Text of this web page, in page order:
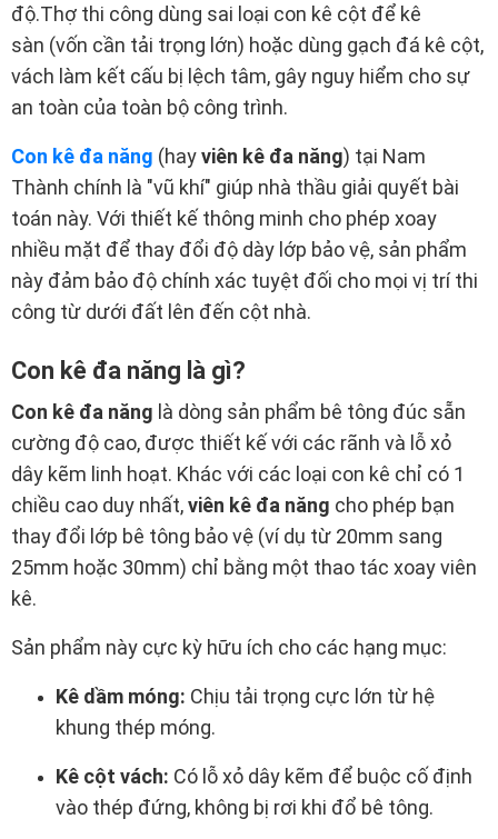
độ.Thợ thi công dùng sai loại con kê cột để kê
sàn (vốn cần tải trọng lớn) hoặc dùng gạch đá kê cột,
vách làm kết cấu bị lệch tâm, gây nguy hiểm cho sự
an toàn của toàn bộ công trình.
Con kê đa năng (hayviên kê đa năng) tại Nam
Thành chính là "vũ khí" giúp nhà thầu giải quyết bài
toán này. Với thiết kế thông minh cho phép xoay
nhiều mặt để thay đổi độ dày lớp bảo vệ, sản phẩm
này đảm bảo độ chính xác tuyệt đối cho mọi vị trí thi
công từ dưới đất lên đến cột nhà.
Con kê đa năng là gì?
Con kê đa năng là dòng sản phẩm bê tông đúc sẵn
cường độ cao, được thiết kế với các rãnh và lỗ xỏ
dây kẽm linh hoạt. Khác với các loại con kê chỉ có 1
chiều cao duy nhất,viên kê đa năng cho phép bạn
thay đổi lớp bê tông bảo vệ (ví dụ từ 20mm sang
25mm hoặc 30mm) chỉ bằng một thao tác xoay viên
kê.
Sản phẩm này cực kỳ hữu ích cho các hạng mục:
Kê dầm móng: Chịu tải trọng cực lớn từ hệ
khung thép móng.
Kê cột vách: Có lỗ xỏ dây kẽm để buộc cố định
vào thép đứng, không bị rơi khi đổ bê tông.